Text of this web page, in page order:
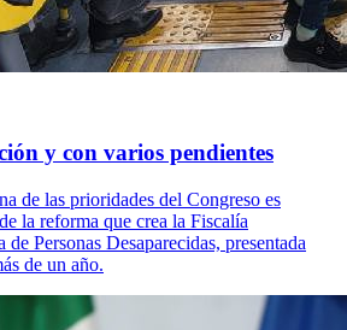
y con varios pendientes
de las prioridades del Congreso es
la reforma que crea la Fiscalía
Personas Desaparecidas, presentada
de un año.